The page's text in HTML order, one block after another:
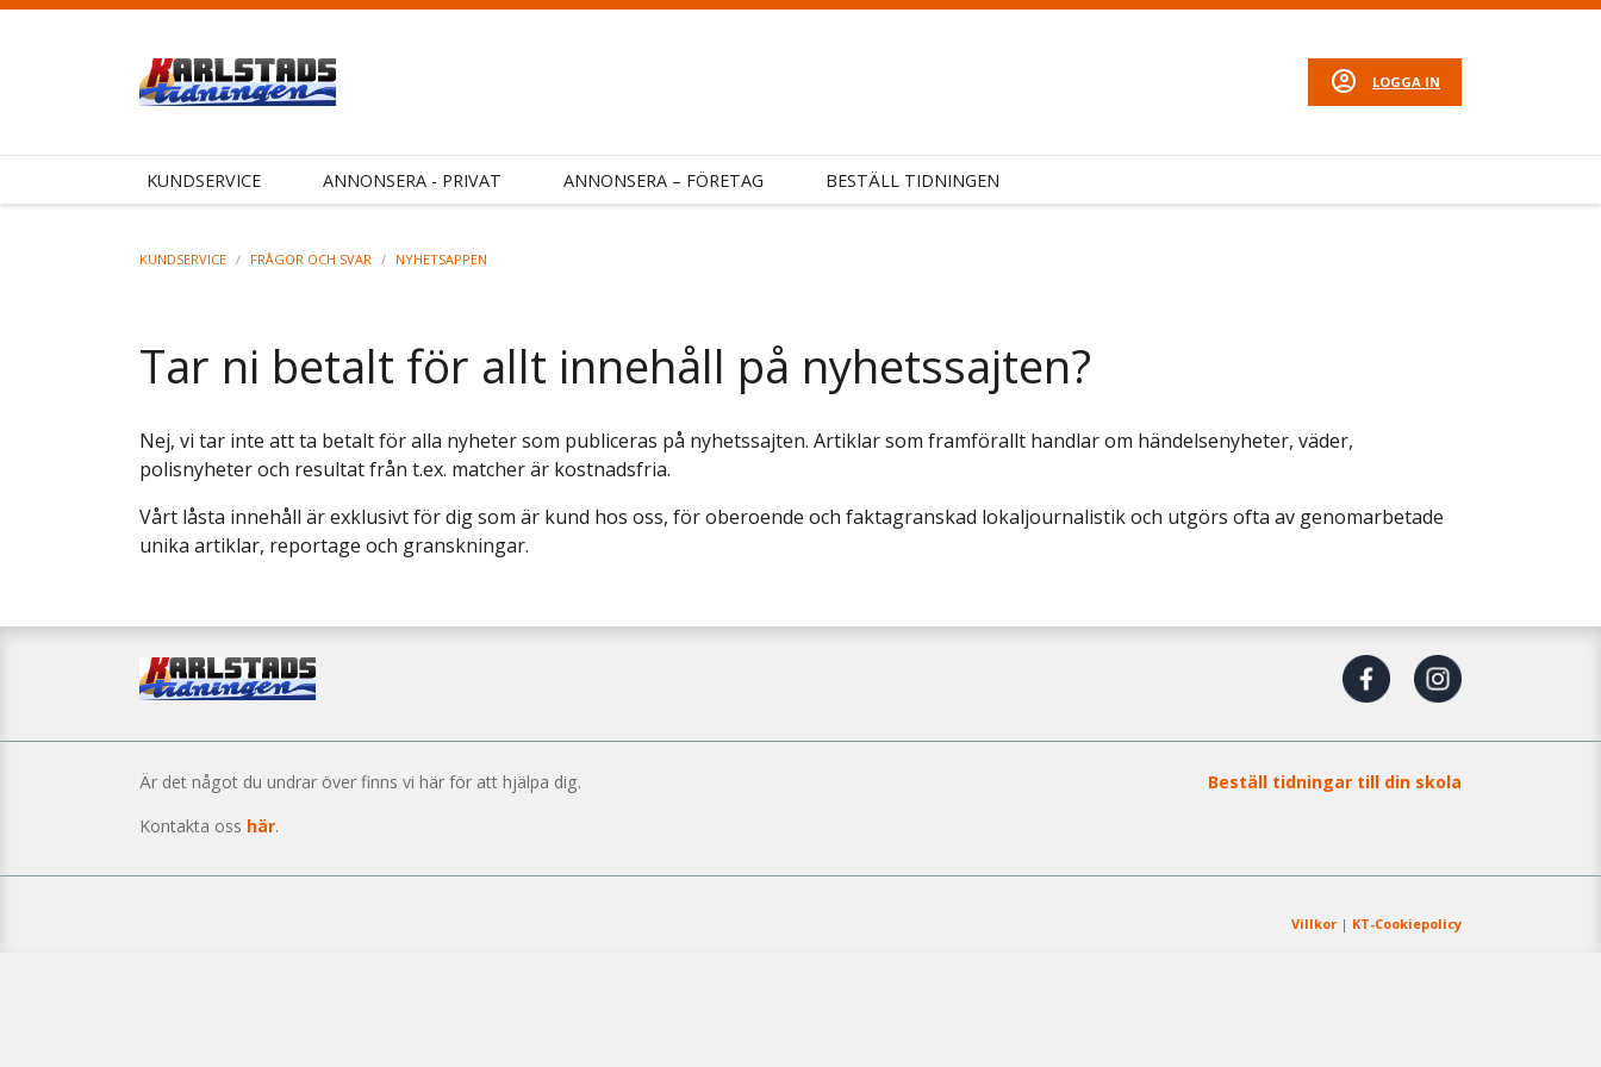
LOGGA IN
KUNDSERVICE ANNONSERA - PRIVAT ANNONSERA – FÖRETAG BESTÄLL TIDNINGEN
KUNDSERVICE / FRÅGOR OCH SVAR / NYHETSAPPEN
Tar ni betalt för allt innehåll på nyhetssajten?
Nej, vi tar inte att ta betalt för alla nyheter som publiceras på nyhetssajten. Artiklar som framförallt handlar om händelsenyheter, väder,
polisnyheter och resultat från t.ex. matcher är kostnadsfria.
Vårt låsta innehåll är exklusivt för dig som är kund hos oss, för oberoende och faktagranskad lokaljournalistik och utgörs ofta av genomarbetade
unika artiklar, reportage och granskningar.
Är det något du undrar över finns vi här för att hjälpa dig.
Kontakta oss här.
Beställ tidningar till din skola
Villkor | KT-Cookiepolicy